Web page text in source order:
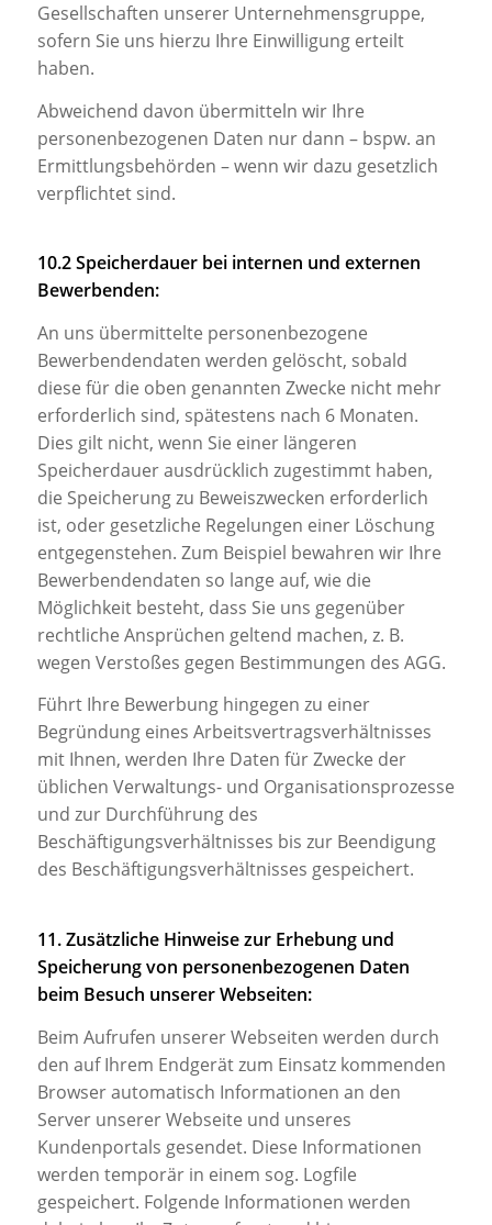
Gesellschaften unserer Unternehmensgruppe,
sofern Sie uns hierzu Ihre Einwilligung erteilt
haben.
Abweichend davon übermitteln wir Ihre
personenbezogenen Daten nur dann – bspw. an
Ermittlungsbehörden – wenn wir dazu gesetzlich
verpflichtet sind.
10.2 Speicherdauer bei internen und externen
Bewerbenden:
An uns übermittelte personenbezogene
Bewerbendendaten werden gelöscht, sobald
diese für die oben genannten Zwecke nicht mehr
erforderlich sind, spätestens nach 6 Monaten.
Dies gilt nicht, wenn Sie einer längeren
Speicherdauer ausdrücklich zugestimmt haben,
die Speicherung zu Beweiszwecken erforderlich
ist, oder gesetzliche Regelungen einer Löschung
entgegenstehen. Zum Beispiel bewahren wir Ihre
Bewerbendendaten so lange auf, wie die
Möglichkeit besteht, dass Sie uns gegenüber
rechtliche Ansprüchen geltend machen, z. B.
wegen Verstoßes gegen Bestimmungen des AGG.
Führt Ihre Bewerbung hingegen zu einer
Begründung eines Arbeitsvertragsverhältnisses
mit Ihnen, werden Ihre Daten für Zwecke der
üblichen Verwaltungs- und Organisationsprozesse
und zur Durchführung des
Beschäftigungsverhältnisses bis zur Beendigung
des Beschäftigungsverhältnisses gespeichert.
11. Zusätzliche Hinweise zur Erhebung und
Speicherung von personenbezogenen Daten
beim Besuch unserer Webseiten:
Beim Aufrufen unserer Webseiten werden durch
den auf Ihrem Endgerät zum Einsatz kommenden
Browser automatisch Informationen an den
Server unserer Webseite und unseres
Kundenportals gesendet. Diese Informationen
werden temporär in einem sog. Logfile
gespeichert. Folgende Informationen werden